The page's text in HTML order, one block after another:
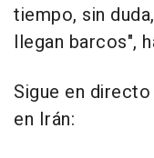
tiempo, sin
llegan barcos",
Sigue en
en Irán: